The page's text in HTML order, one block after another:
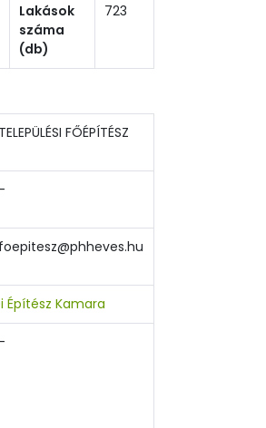
Lakások
száma
(db)
723
TELEPÜLÉSI FŐÉPÍTÉSZ
-
foepitesz@phheves.hu
Kamara
-